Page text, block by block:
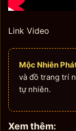
Link Video
Mộc Nhiên
và đồ trang trí
tự nhiên.
Xem thêm: